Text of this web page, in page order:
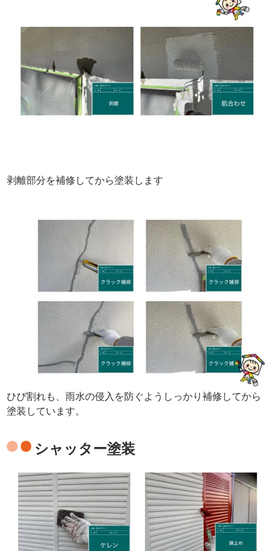
剥離部分を補修してから塗装します
ひび割れも、雨水の侵入を防ぐようしっかり補修してから
塗装しています。
シャッター塗装